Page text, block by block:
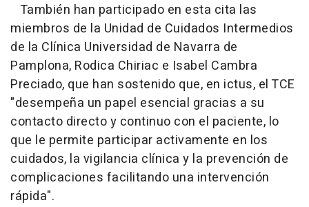
También han participado en esta cita las
miembros de la Unidad de Cuidados Intermedios
de la Clínica Universidad de Navarra de
Pamplona, Rodica Chiriac e Isabel Cambra
Preciado, que han sostenido que, en ictus, el TCE
"desempeña un papel esencial gracias a su
contacto directo y continuo con el paciente, lo
que le permite participar activamente en los
cuidados, la vigilancia clínica y la prevención de
complicaciones facilitando una intervención
rápida".